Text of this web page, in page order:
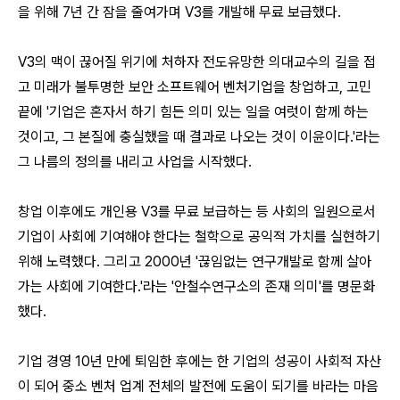
을 위해 7년 간 잠을 줄여가며 V3를 개발해 무료 보급했다.
V3의 맥이 끊어질 위기에 처하자 전도유망한 의대교수의 길을 접
고 미래가 불투명한 보안 소프트웨어 벤처기업을 창업하고, 고민
끝에 '기업은 혼자서 하기 힘든 의미 있는 일을 여럿이 함께 하는
것이고, 그 본질에 충실했을 때 결과로 나오는 것이 이윤이다.'라는
그 나름의 정의를 내리고 사업을 시작했다.
창업 이후에도 개인용 V3를 무료 보급하는 등 사회의 일원으로서
기업이 사회에 기여해야 한다는 철학으로 공익적 가치를 실현하기
위해 노력했다. 그리고 2000년 '끊임없는 연구개발로 함께 살아
가는 사회에 기여한다.'라는 '안철수연구소의 존재 의미'를 명문화
했다.
기업 경영 10년 만에 퇴임한 후에는 한 기업의 성공이 사회적 자산
이 되어 중소 벤처 업계 전체의 발전에 도움이 되기를 바라는 마음